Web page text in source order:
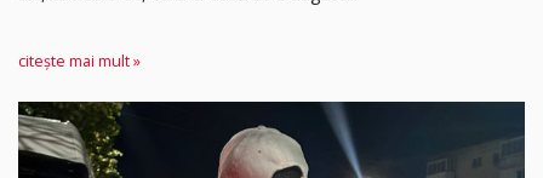
citește mai mult »